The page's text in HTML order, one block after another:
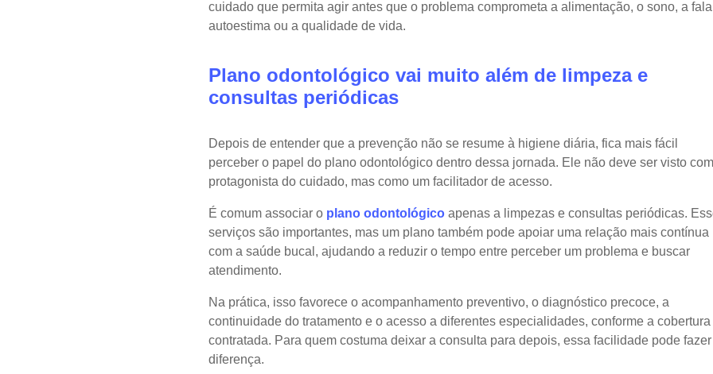
cuidado que permita agir antes que o problema comprometa a alimentação, o sono, a
autoestima ou a qualidade de vida.
Plano odontológico vai muito além de limpeza e
consultas periódicas
Depois de entender que a prevenção não se resume à higiene diária, fica mais fácil
perceber o papel do plano odontológico dentro dessa jornada. Ele não deve ser visto
protagonista do cuidado, mas como um facilitador de acesso.
É comum associar o plano odontológico apenas a limpezas e consultas periódicas.
serviços são importantes, mas um plano também pode apoiar uma relação mais contínua
com a saúde bucal, ajudando a reduzir o tempo entre perceber um problema e buscar
atendimento.
Na prática, isso favorece o acompanhamento preventivo, o diagnóstico precoce, a
continuidade do tratamento e o acesso a diferentes especialidades, conforme a cobertura
contratada. Para quem costuma deixar a consulta para depois, essa facilidade pode fazer
diferença.